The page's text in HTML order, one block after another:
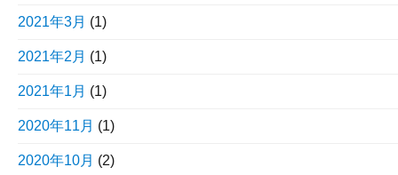
2021年3月 (1)
2021年2月 (1)
2021年1月 (1)
2020年11月 (1)
2020年10月 (2)